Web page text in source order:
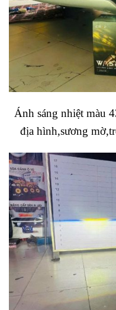
Ánh sáng nhiệt màu
địa hình,sương